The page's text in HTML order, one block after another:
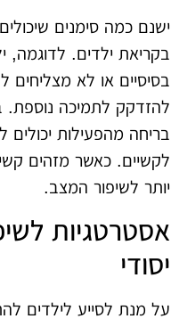
ישנם כמה סימנים
בקריאת ילדים. לדוגמה,
בסיסיים או לא מצליחים
להזדקק לתמיכה נוספת.
בריחה מהפעילות
לקשיים. כאשר מזהים
יותר לשיפור המצב.
אסטרטגיות
יסודי
על מנת לסייע לילדים